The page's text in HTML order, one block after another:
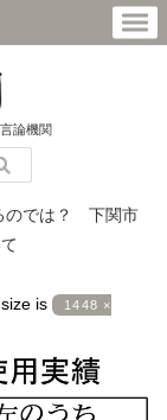
論機関
のでは？ 下関市
size is 1448 ×